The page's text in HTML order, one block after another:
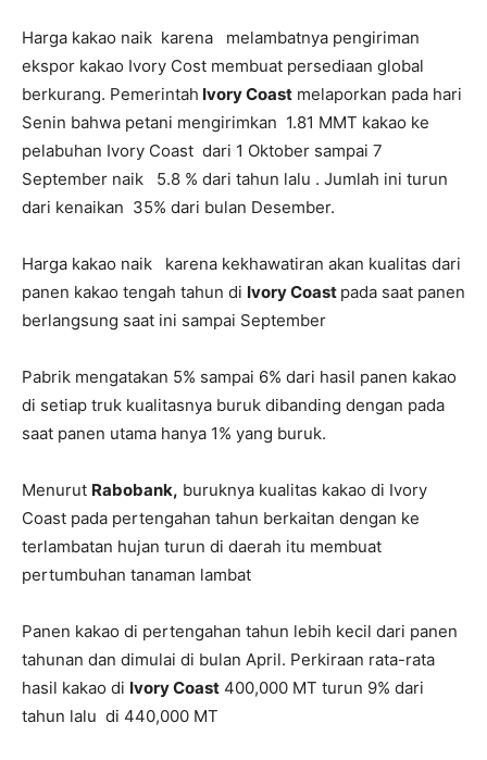
Harga kakao naik karena melambatnya pengiriman
ekspor kakao Ivory Cost membuat persediaan global
berkurang. Pemerintah Ivory Coast melaporkan pada hari
Senin bahwa petani mengirimkan 1.81 MMT kakao ke
pelabuhan Ivory Coast dari 1 Oktober sampai 7
September naik 5.8 % dari tahun lalu . Jumlah ini turun
dari kenaikan 35% dari bulan Desember.
Harga kakao naik karena kekhawatiran akan kualitas dari
panen kakao tengah tahun di Ivory Coast pada saat panen
berlangsung saat ini sampai September
Pabrik mengatakan 5% sampai 6% dari hasil panen kakao
di setiap truk kualitasnya buruk dibanding dengan pada
saat panen utama hanya 1% yang buruk.
Menurut Rabobank, buruknya kualitas kakao di Ivory
Coast pada pertengahan tahun berkaitan dengan ke
terlambatan hujan turun di daerah itu membuat
pertumbuhan tanaman lambat
Panen kakao di pertengahan tahun lebih kecil dari panen
tahunan dan dimulai di bulan April. Perkiraan rata-rata
hasil kakao di Ivory Coast 400,000 MT turun 9% dari
tahun lalu di 440,000 MT